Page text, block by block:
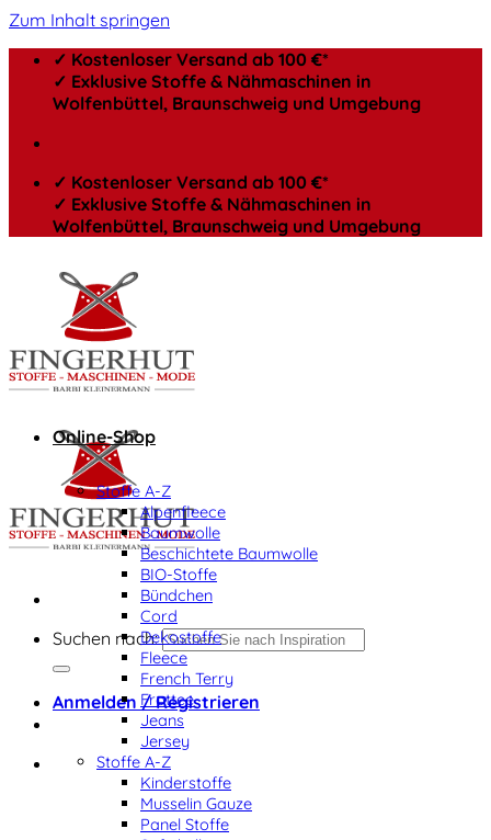
Zum Inhalt springen
✓ Kostenloser Versand ab 100 €*
✓ Exklusive Stoffe & Nähmaschinen in
Wolfenbüttel, Braunschweig und Umgebung
✓ Kostenloser Versand ab 100 €*
✓ Exklusive Stoffe & Nähmaschinen in
Wolfenbüttel, Braunschweig und Umgebung
Suchen nach:
Anmelden / Registrieren
Online-Shop
Stoffe A-Z
Alpenfleece
Baumwolle
Beschichtete Baumwolle
BIO-Stoffe
Bündchen
Cord
Dekostoffe
Fleece
French Terry
Frottee
Jeans
Jersey
Stoffe A-Z
Kinderstoffe
Musselin Gauze
Panel Stoffe